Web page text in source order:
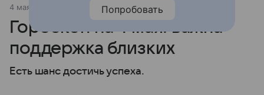
4 мая 2020
Гороскоп на 4 мая: важна
поддержка близких
Есть шанс достичь успеха.
Попробовать